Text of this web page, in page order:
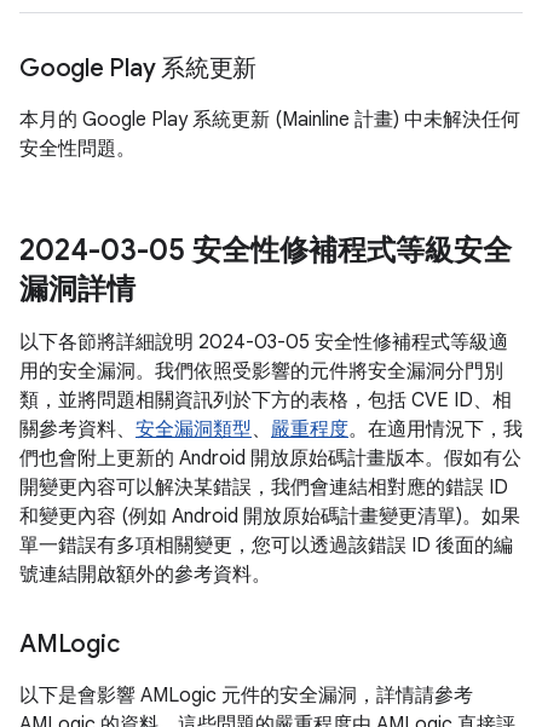
Google Play 系統更新
本月的 Google Play 系統更新 (Mainline 計畫) 中未解決任何
安全性問題。
2024-03-05 安全性修補程式等級安全
漏洞詳情
以下各節將詳細說明 2024-03-05 安全性修補程式等級適
用的安全漏洞。我們依照受影響的元件將安全漏洞分門別
類，並將問題相關資訊列於下方的表格，包括 CVE ID、相
關參考資料、 安全漏洞類型、 嚴重程度。在適用情況下，我
們也會附上更新的 Android 開放原始碼計畫版本。假如有公
開變更內容可以解決某錯誤，我們會連結相對應的錯誤 ID
和變更內容 (例如 Android 開放原始碼計畫變更清單)。如果
單一錯誤有多項相關變更，您可以透過該錯誤 ID 後面的編
號連結開啟額外的參考資料。
AMLogic
以下是會影響 AMLogic 元件的安全漏洞，詳情請參考